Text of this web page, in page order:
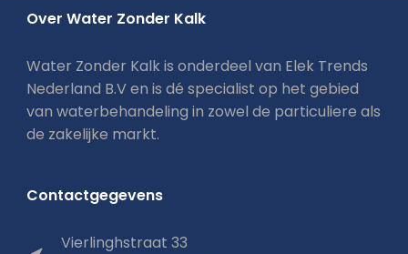
Over Water Zonder Kalk
Water Zonder Kalk is onderdeel van Elek Trends
Nederland B.V en is dé specialist op het gebied
van waterbehandeling in zowel de particuliere als
de zakelijke markt.
Contactgegevens
Vierlinghstraat 33